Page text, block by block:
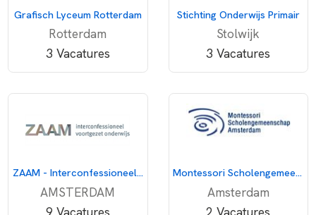
Grafisch Lyceum Rotterdam
Rotterdam
3 Vacatures
Stichting Onderwijs Primair
Stolwijk
3 Vacatures
ZAAM - Interconfessioneel voortgezet onderwijs
AMSTERDAM
Montessori Scholengemeenschap Amsterdam
Amsterdam